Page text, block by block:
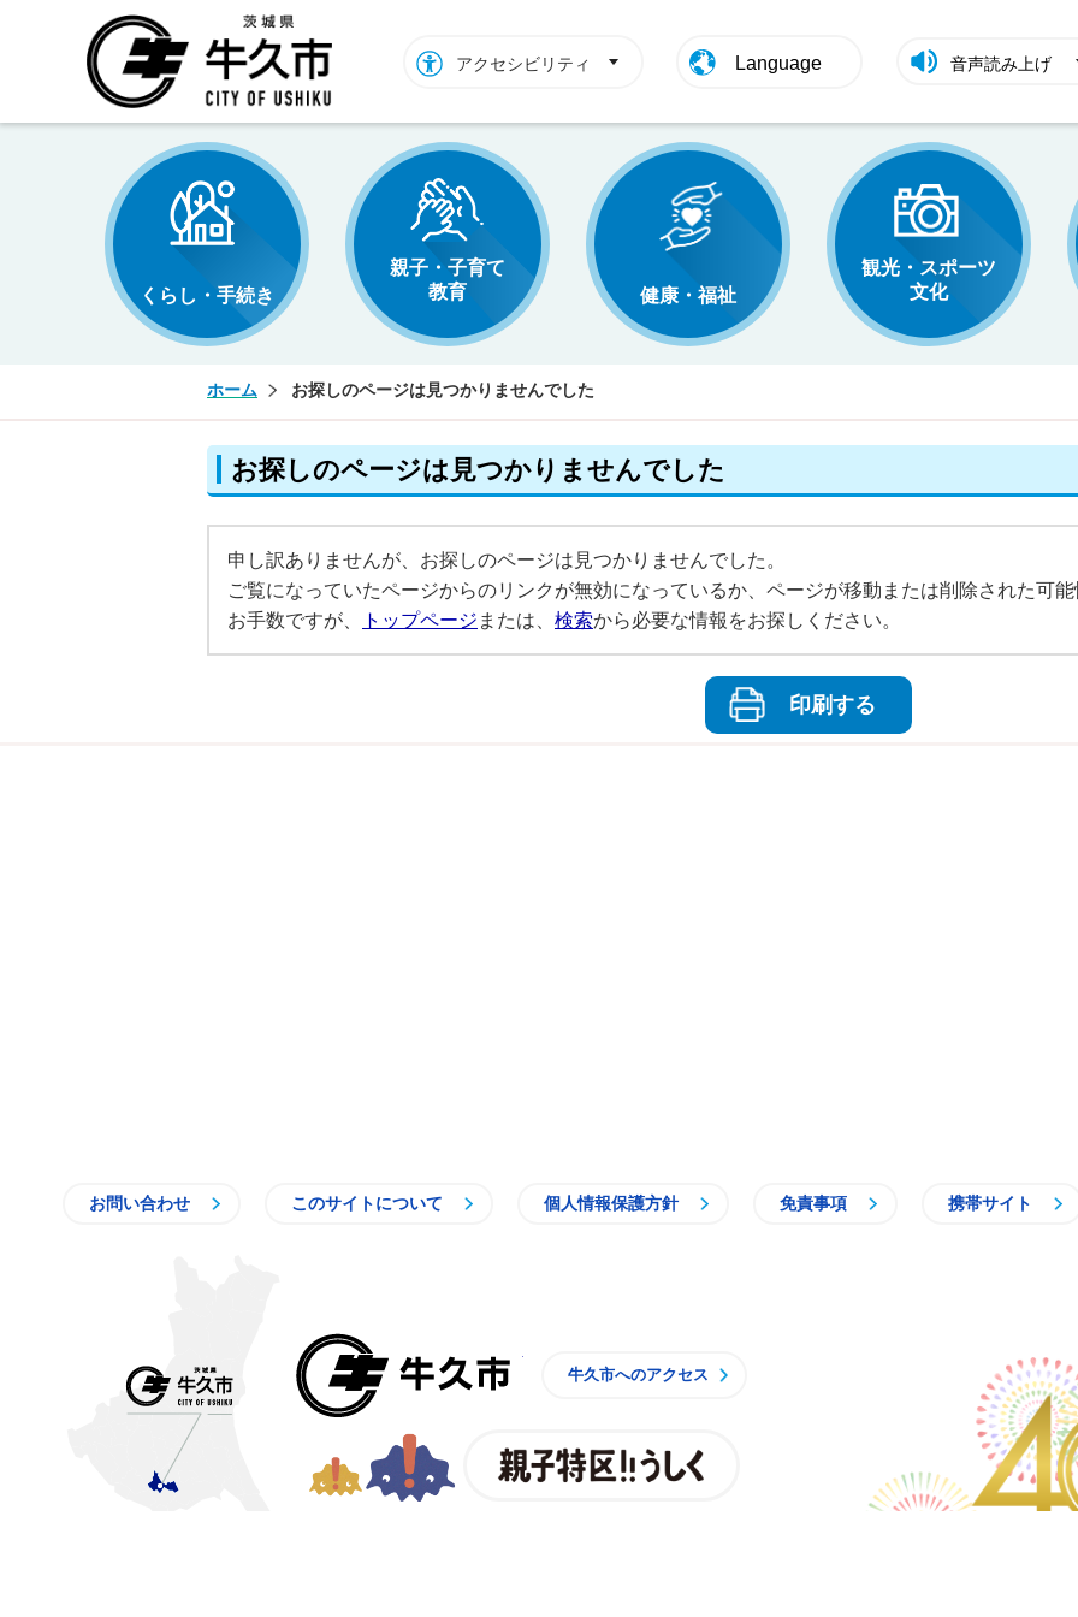
アクセシビリティ Language 音声読み上げ
くらし・手続き
親子・子育て
教育
健康・福祉
観光・スポーツ
文化
ホーム お探しのページは見つかりませんでした
お探しのページは見つかりませんでした
申し訳ありませんが、お探しのページは見つかりませんでした。
ご覧になっていたページからのリンクが無効になっているか、ページが移動または削除された可能
お手数ですが、
トップページ または、 検索から必要な情報をお探しください。
印刷する
お問い合わせ このサイトについて 個人情報保護方針 免責事項 携帯サイト
牛久市へのアクセス